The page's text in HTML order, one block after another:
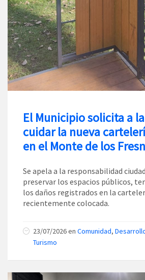
El Municipio solicita a
cuidar la nueva
en el Monte de los
Se apela a la responsabilidad
preservar los espacios públicos,
los daños registrados en la
recientemente colocada.
23/07/2026en Comunidad,
Turismo